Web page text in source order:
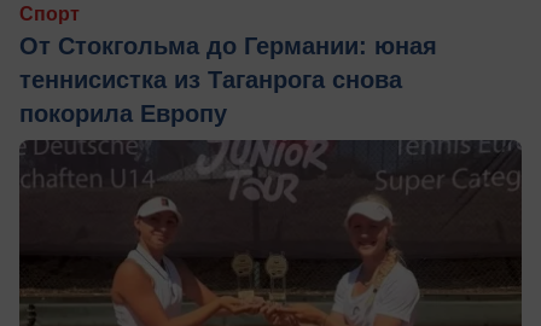
Спорт
От Стокгольма до Германии: юная
теннисистка из Таганрога снова
покорила Европу